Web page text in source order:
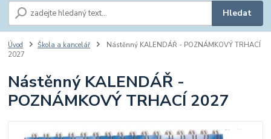
Hledat
Úvod Škola a kancelář
Nástěnný KALENDÁŘ - POZNÁMKOVÝ TRHACÍ
2027
Nástěnný KALENDÁŘ -
POZNÁMKOVÝ TRHACÍ 2027